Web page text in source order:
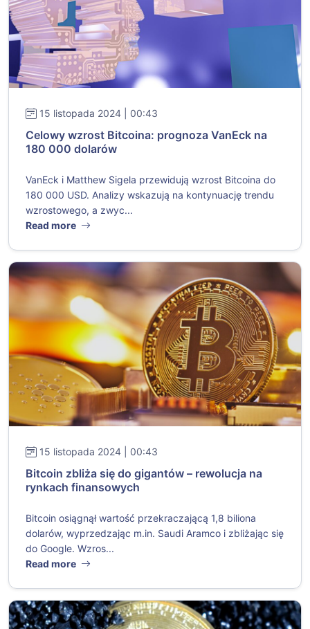
15 listopada 2024 | 00:43
Celowy wzrost Bitcoina: prognoza VanEck na
180 000 dolarów
VanEck i Matthew Sigela przewidują wzrost Bitcoina do
180 000 USD. Analizy wskazują na kontynuację trendu
wzrostowego, a zwyc...
Read more
15 listopada 2024 | 00:43
Bitcoin zbliża się do gigantów – rewolucja na
rynkach finansowych
Bitcoin osiągnął wartość przekraczającą 1,8 biliona
dolarów, wyprzedzając m.in. Saudi Aramco i zbliżając się
do Google. Wzros...
Read more